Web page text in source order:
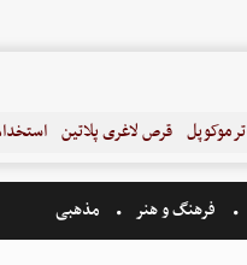
ترموکوپل قرص لاغری پلاتین
فرهنگ و هنر مذهبی